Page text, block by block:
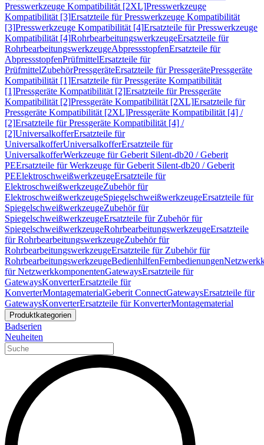
Presswerkzeuge Kompatibilität [2XL]Presswerkzeuge
Kompatibilität [3]Ersatzteile für Presswerkzeuge Kompatibilität
[3]Presswerkzeuge Kompatibilität [4]Ersatzteile für Presswerkzeuge
Kompatibilität [4]RohrbearbeitungswerkzeugeErsatzteile für
RohrbearbeitungswerkzeugeAbpressstopfenErsatzteile für
AbpressstopfenPrüfmittelErsatzteile für
PrüfmittelZubehörPressgeräteErsatzteile für PressgerätePressgeräte
Kompatibilität [1]Ersatzteile für Pressgeräte Kompatibilität
[1]Pressgeräte Kompatibilität [2]Ersatzteile für Pressgeräte
Kompatibilität [2]Pressgeräte Kompatibilität [2XL]Ersatzteile für
Pressgeräte Kompatibilität [2XL]Pressgeräte Kompatibilität [4] /
[2]Ersatzteile für Pressgeräte Kompatibilität [4] /
[2]UniversalkofferErsatzteile für
UniversalkofferUniversalkofferErsatzteile für
UniversalkofferWerkzeuge für Geberit Silent-db20 / Geberit
PEErsatzteile für Werkzeuge für Geberit Silent-db20 / Geberit
PEElektroschweißwerkzeugeErsatzteile für
ElektroschweißwerkzeugeZubehör für
ElektroschweißwerkzeugeSpiegelschweißwerkzeugeErsatzteile für
SpiegelschweißwerkzeugeZubehör für
SpiegelschweißwerkzeugeErsatzteile für Zubehör für
SpiegelschweißwerkzeugeRohrbearbeitungswerkzeugeErsatzteile
für RohrbearbeitungswerkzeugeZubehör für
RohrbearbeitungswerkzeugeErsatzteile für Zubehör für
RohrbearbeitungswerkzeugeBedienhilfenFernbedienungen
für NetzwerkkomponentenGatewaysErsatzteile für
GatewaysKonverterErsatzteile für
KonverterMontagematerialGeberit ConnectGatewaysErsatzteile für
GatewaysKonverterErsatzteile für KonverterMontagematerial
Produktkategorien
Badserien
Neuheiten